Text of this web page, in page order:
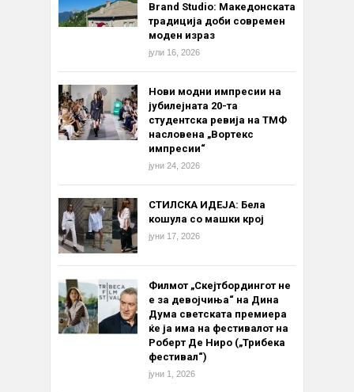
Brand Studio: Македонската
традиција доби современ
моден израз
јули 16, 2026
Нови модни импресии на
јубилејната 20-та
студентска ревија на ТМФ
насловена „Вортекс
импресии“
јуни 24, 2026
СТИЛСКА ИДЕЈА: Бела
кошула со машки крој
јуни 17, 2026
Филмот „Скејтбордингот не
е за девојчиња“ на Дина
Дума светската премиера
ќе ја има на фестивалот на
Роберт Де Ниро („Трибека
фестивал“)
јуни 1, 2026